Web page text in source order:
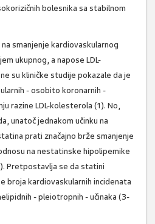
bolesnika sa stabilnom
smanjenje kardiovaskularnog
ukupnog, a napose LDL-
su kliničke studije pokazale da je
- osobito koronarnih -
razine LDL-kolesterola (1). No,
unatoč jednakom učinku na
prati značajno brže smanjenje
na nestatinske hipolipemike
Pretpostavlja se da statini
broja kardiovaskularnih incidenata
- pleiotropnih - učinaka (3-